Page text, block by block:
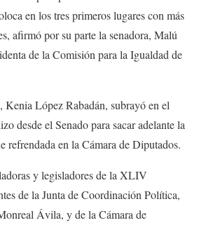
en los tres primeros lugares con más
afirmó por su parte la senadora, Malú
de la Comisión para la Igualdad de
López Rabadán, subrayó en el
desde el Senado para sacar adelante la
refrendada en la Cámara de Diputados.
y legisladores de la XLIV
de la Junta de Coordinación Política,
Ávila, y de la Cámara de